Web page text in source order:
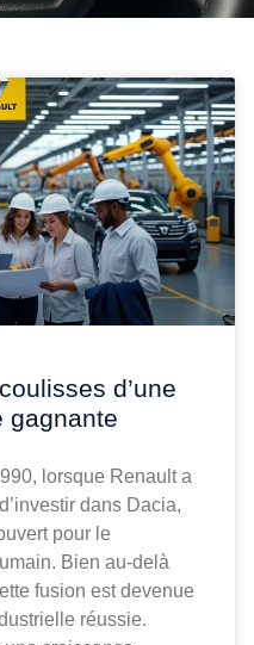
d’une
gagnante
lorsque Renault a
dans Dacia,
pour le
Bien au-delà
fusion est devenue
réussie.